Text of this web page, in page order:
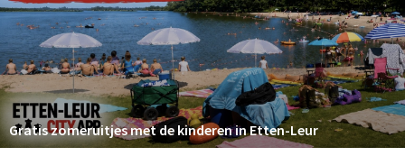
Eten
Drinken
Slapen
Recreatief
Winkels
Gratis zomeruitjes met de kinderen in Etten-Leur